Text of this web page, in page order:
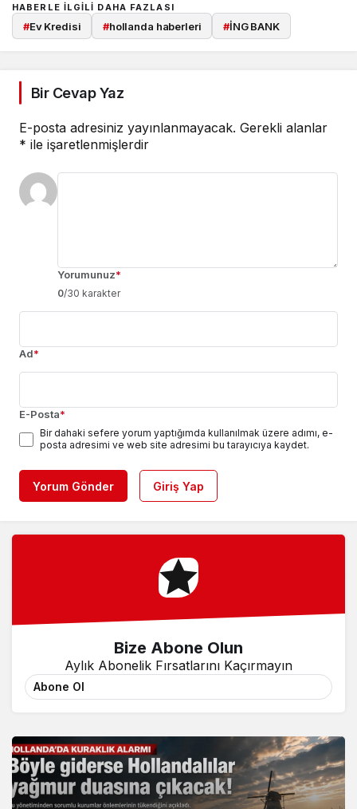
HABERLE ILGILI DAHA FAZLASI
#Ev Kredisi #hollanda haberleri #İNG BANK
Bir Cevap Yaz
E-posta adresiniz yayınlanmayacak. Gerekli alanlar
* ile işaretlenmişlerdir
Yorumunuz*
0/30 karakter
Ad*
E-Posta*
Bir dahaki sefere yorum yaptığımda kullanılmak üzere adımı, e-
posta adresimi ve web site adresimi bu tarayıcıya kaydet.
Yorum Gönder Giriş Yap
Bize Abone Olun
Aylık Abonelik Fırsatlarını Kaçırmayın
Abone Ol